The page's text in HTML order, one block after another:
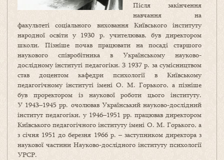
Після закінчення
навчання на
факультеті соціального виховання Київського інституту
народної освіти у 1930 р. учителював, був директором
школи. Пізніше почав працювати на посаді старшого
наукового співробітника в Українському науково-
дослідному інституті педагогіки. З 1937 р. за сумісництвом
став доцентом кафедри психології в Київському
педагогічному інституті імені О. М. Горького, а пізніше
був проректором із наукової роботи цього інституту.
У 1943–1945 pp. очолював Український науково-дослідний
інститут педагогіки, у 1946–1951 рр. працював директором
Київського педагогічного інституту імені О. М. Горького, а
з січня 1951 до березня 1966 р. – заступником директора з
наукової частини Науково-дослідного інституту психології
УРСР.